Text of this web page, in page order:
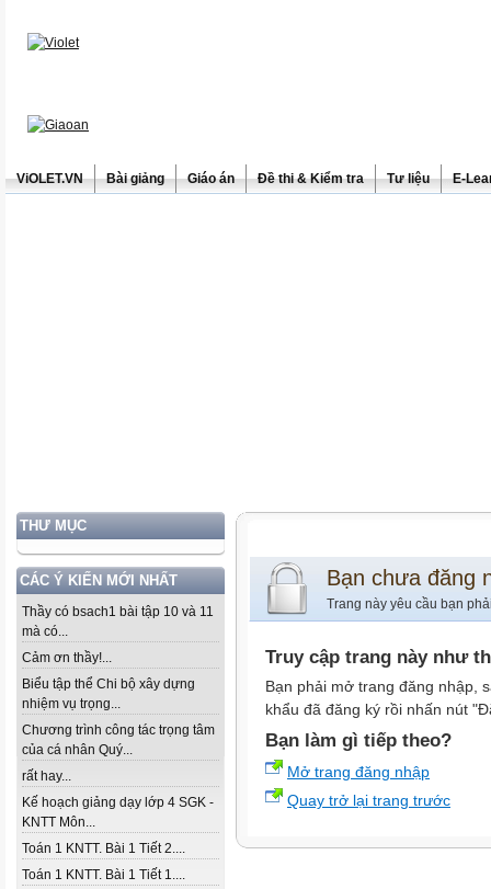
ViOLET.VN Bài giảng Giáo án Đề thi & Kiểm tra Tư liệu E-
THƯ MỤC
CÁC Ý KIẾN MỚI NHẤT
Thầy có bsach1 bài tập 10 và 11
mà có...
Cảm ơn thầy!...
Biểu tập thể Chi bộ xây dựng
nhiệm vụ trọng...
Chương trình công tác trọng tâm
của cá nhân Quý...
rất hay...
Kế hoạch giảng dạy lớp 4 SGK -
KNTT Môn...
Toán 1 KNTT. Bài 1 Tiết 2....
Toán 1 KNTT. Bài 1 Tiết 1....
Bạn chưa đăng
Trang này yêu cầu bạn
Truy cập trang này như
Bạn phải mở trang đăng nhập,
khẩu đã đăng ký rồi nhấn nút
Bạn làm gì tiếp theo?
Mở trang đăng nhập
Quay trở lại trang trước